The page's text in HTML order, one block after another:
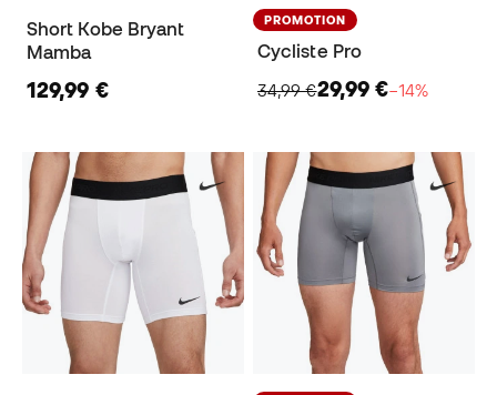
Short Kobe Bryant
Mamba
129,99 €
PROMOTION
Cycliste Pro
34,99 €29,99 €−14%